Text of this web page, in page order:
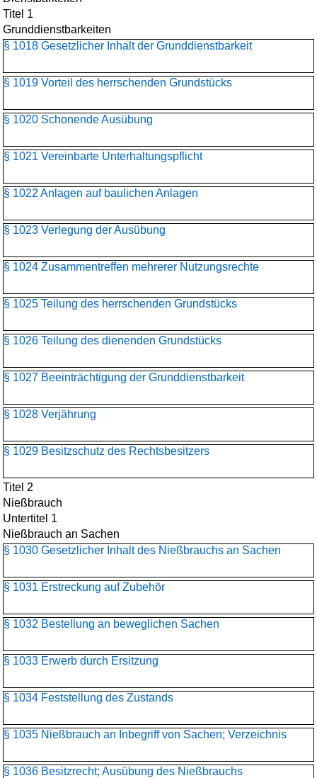
Titel 1
Grunddienstbarkeiten
§ 1018 Gesetzlicher Inhalt der Grunddienstbarkeit
§ 1019 Vorteil des herrschenden Grundstücks
§ 1020 Schonende Ausübung
§ 1021 Vereinbarte Unterhaltungspflicht
§ 1022 Anlagen auf baulichen Anlagen
§ 1023 Verlegung der Ausübung
§ 1024 Zusammentreffen mehrerer Nutzungsrechte
§ 1025 Teilung des herrschenden Grundstücks
§ 1026 Teilung des dienenden Grundstücks
§ 1027 Beeinträchtigung der Grunddienstbarkeit
§ 1028 Verjährung
§ 1029 Besitzschutz des Rechtsbesitzers
Titel 2
Nießbrauch
Untertitel 1
Nießbrauch an Sachen
§ 1030 Gesetzlicher Inhalt des Nießbrauchs an Sachen
§ 1031 Erstreckung auf Zubehör
§ 1032 Bestellung an beweglichen Sachen
§ 1033 Erwerb durch Ersitzung
§ 1034 Feststellung des Zustands
§ 1035 Nießbrauch an Inbegriff von Sachen; Verzeichnis
§ 1036 Besitzrecht; Ausübung des Nießbrauchs